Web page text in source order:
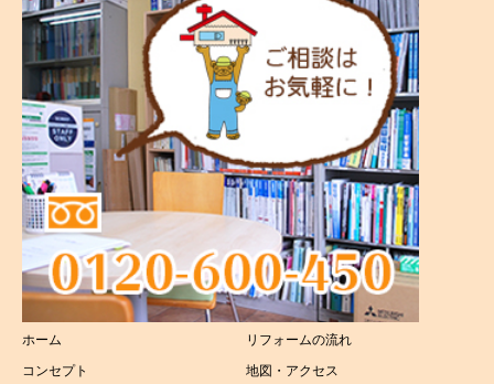
防水工事
外壁塗装工事
屋根リフォーム
キッチンリフォーム
浴室リフォーム
トイレリフォーム
洗面所リフォーム
戸塚区
港南区
磯子区
その他
ホーム
コンセプト
リフォームの流れ
地図・アクセス